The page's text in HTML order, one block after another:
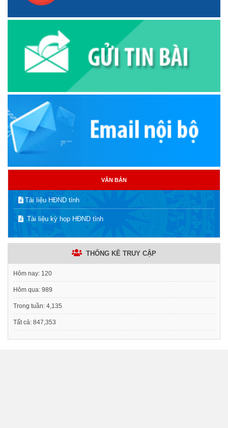
VĂN BẢN
Tài liệu HĐND tỉnh
Tài liệu kỳ họp HĐND tỉnh
THỐNG KÊ TRUY CẬP
Hôm nay: 120
Hôm qua: 989
Trong tuần: 4,135
Tất cả: 847,353